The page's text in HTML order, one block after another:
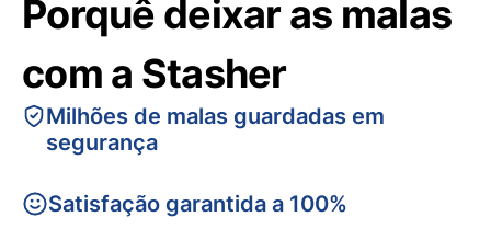
Porquê deixar as malas
com a Stasher
Milhões de malas guardadas em
segurança
Satisfação garantida a 100%